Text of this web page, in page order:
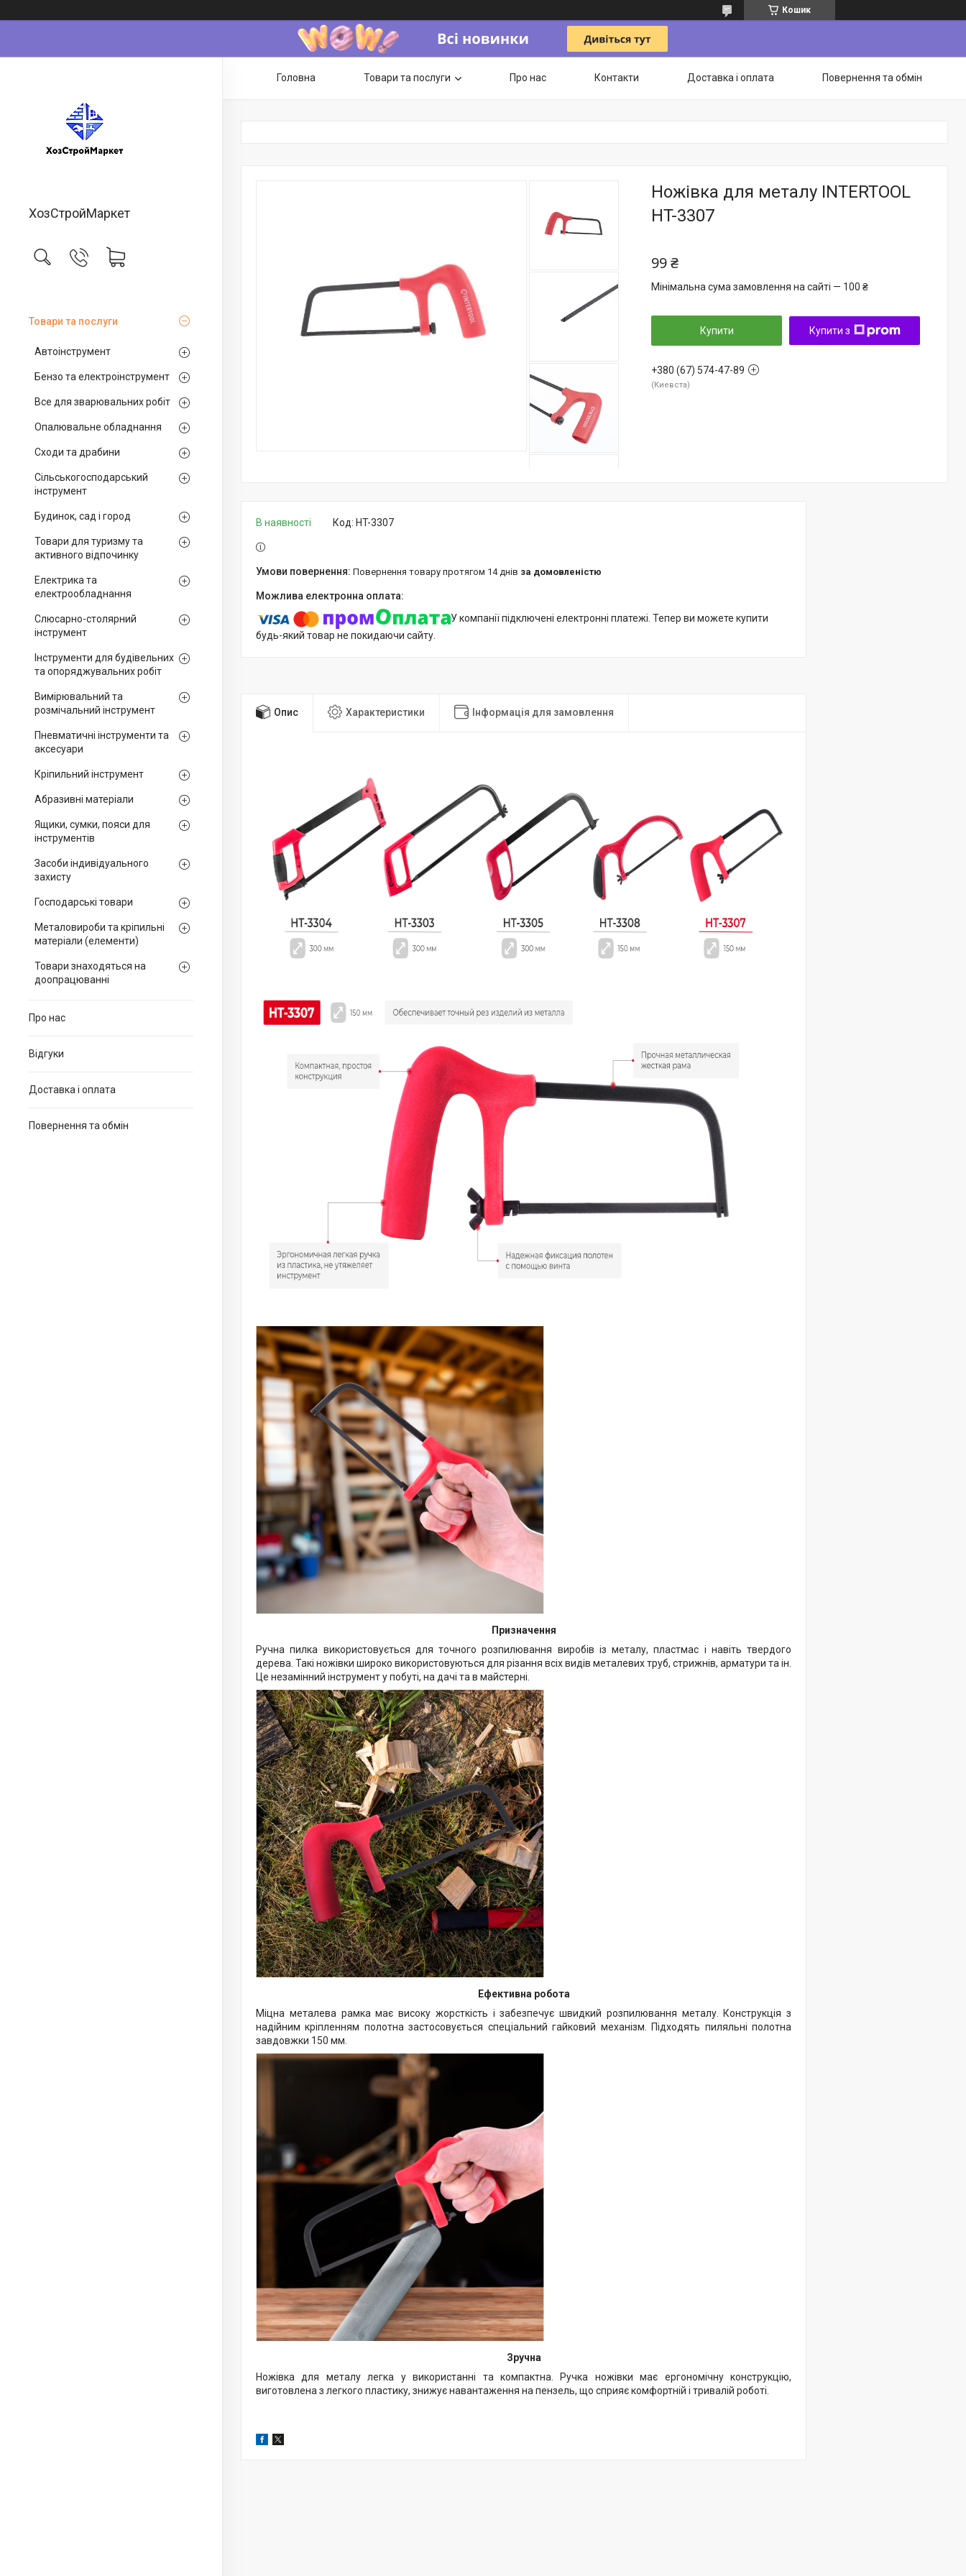
Кошик
ХозСтройМаркет
Товари та послуги
Автоінструмент
Бензо та електроінструмент
Все для зварювальних робіт
Опалювальне обладнання
Сходи та драбини
Сільськогосподарський
інструмент
Будинок, сад і город
Товари для туризму та
активного відпочинку
Електрика та
електрообладнання
Слюсарно-столярний
інструмент
Інструменти для будівельних
та опоряджувальних робіт
Вимірювальний та
розмічальний інструмент
Пневматичні інструменти та
аксесуари
Кріпильний інструмент
Абразивні матеріали
Ящики, сумки, пояси для
інструментів
Засоби індивідуального
захисту
Господарські товари
Металовироби та кріпильні
матеріали (елементи)
Товари знаходяться на
доопрацюванні
Про нас
Відгуки
Доставка і оплата
Повернення та обмін
Головна Товари та послуги Про нас Контакти Доставка і оплата Повернення та обмін
Ножівка для металу INTERTOOL
HT-3307
99 ₴
Мінімальна сума замовлення на сайті — 100 ₴
Купити Купити з
+380 (67) 574-47-89
Киевста
В наявності Код: HT-3307
повернення товару протягом 14 днів за домовленістю
У компанії підключені електронні платежі. Тепер ви можете купити
будь-який товар не покидаючи сайту.
Опис Характеристики Інформація для замовлення
Призначення
Ручна пилка використовується для точного розпилювання виробів із металу, пластмас і навіть твердого
дерева. Такі ножівки широко використовуються для різання всіх видів металевих труб, стрижнів, арматури та ін.
Це незамінний інструмент у побуті, на дачі та в майстерні.
Ефективна робота
Міцна металева рамка має високу жорсткість і забезпечує швидкий розпилювання металу. Конструкція з
надійним кріпленням полотна застосовується спеціальний гайковий механізм. Підходять пиляльні полотна
завдовжки 150 мм.
Зручна
Ножівка для металу легка у використанні та компактна. Ручка ножівки має ергономічну конструкцію,
виготовлена з легкого пластику, знижує навантаження на пензель, що сприяє комфортній і тривалій роботі.